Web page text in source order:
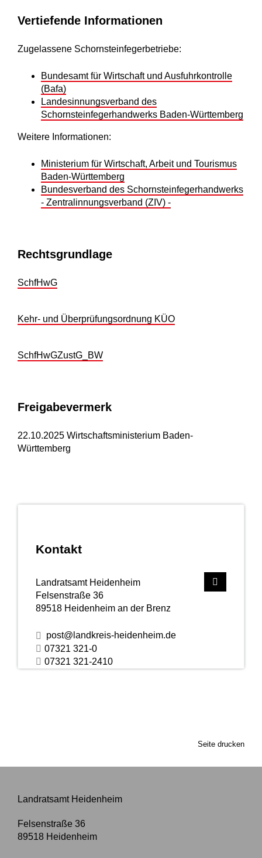
Kontakt
Landratsamt Heidenheim
Felsenstraße 36
89518 Heidenheim an der Brenz
post@landkreis-heidenheim.de
07321 321-0
07321 321-2410
Vertiefende Informationen
Zugelassene Schornsteinfegerbetriebe:
Bundesamt für Wirtschaft und Ausfuhrkontrolle
(Bafa)
Landesinnungsverband des
Schornsteinfegerhandwerks Baden-Württemberg
Weitere Informationen:
Ministerium für Wirtschaft, Arbeit und Tourismus
Baden-Württemberg
Bundesverband des Schornsteinfegerhandwerks
- Zentralinnungsverband (ZIV) -
Rechtsgrundlage
SchfHwG
Kehr- und Überprüfungsordnung KÜO
SchfHwGZustG_BW
Freigabevermerk
22.10.2025 Wirtschaftsministerium Baden-
Württemberg
Seite drucken
Landratsamt Heidenheim
Felsenstraße 36
89518 Heidenheim